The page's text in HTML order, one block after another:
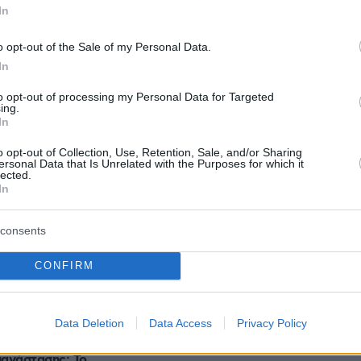
opt-out of the Sale of my Personal Data.
opt-out of processing my Personal Data for Targeted
opt-out of Collection, Use, Retention, Sale, and/or Sharing
Data that Is Unrelated with the Purposes for which it
CONFIRM
Data Deletion Data Access Privacy Policy
protothema.gr στο Google News
και μάθετε πρώτοι
Ειδήσεις
από την Ελλάδα και τον Κόσμο, τη
στο Protothema.gr
Αυτό είναι το επάγγελμα που είναι
η AI και φαίνεται να έχει μεγάλη
πριν 19 λεπτά